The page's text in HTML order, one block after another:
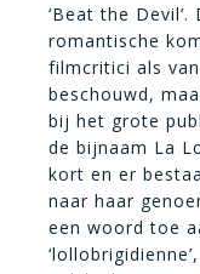
‘Beat the
romantische
filmcritici als
beschouwd,
bij het grote
de bijnaam La
kort en er
naar haar
een woord toe